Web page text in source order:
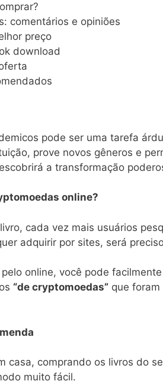
comentários e opiniões
preço
download
pode ser uma tarefa
prove novos gêneros e
a transformação
online?
cada vez mais usuários
adquirir por sites, será
online, você pode
“de cryptomoedas”que foram
casa, comprando os livros do
muito fácil.